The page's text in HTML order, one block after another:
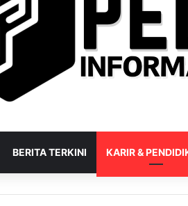
BERITA TERKINI KARIR &